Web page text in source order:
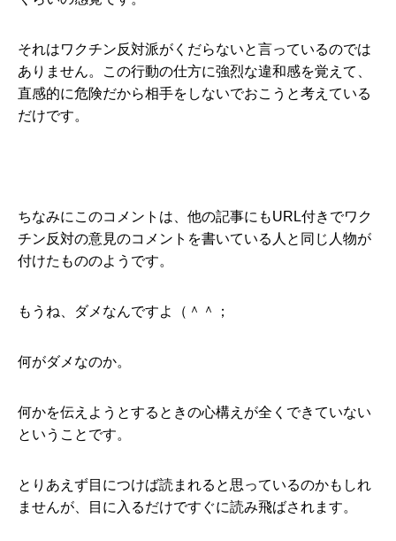
それはワクチン反対派がくだらないと言っているのでは
ありません。この行動の仕方に強烈な違和感を覚えて、
直感的に危険だから相手をしないでおこうと考えている
だけです。
ちなみにこのコメントは、他の記事にもURL付きでワク
チン反対の意見のコメントを書いている人と同じ人物が
付けたもののようです。
もうね、ダメなんですよ（＾＾；
何がダメなのか。
何かを伝えようとするときの心構えが全くできていない
ということです。
とりあえず目につけば読まれると思っているのかもしれ
ませんが、目に入るだけですぐに読み飛ばされます。